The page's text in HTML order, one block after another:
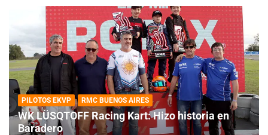
PILOTOS EKVP RMC BUENOS AIRES
WK LÜSQTOFF Racing Kart: Hizo historia en
Baradero